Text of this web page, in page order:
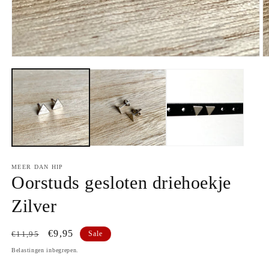
MEER DAN HIP
Oorstuds gesloten driehoekje
Zilver
Normale
prijs
€11,95 Aanbiedingsprijs
€9,95 Sale
Belastingen inbegrepen.